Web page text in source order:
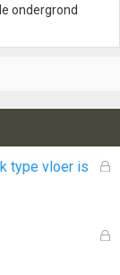
ondergrond
G
o
type vloer is
G